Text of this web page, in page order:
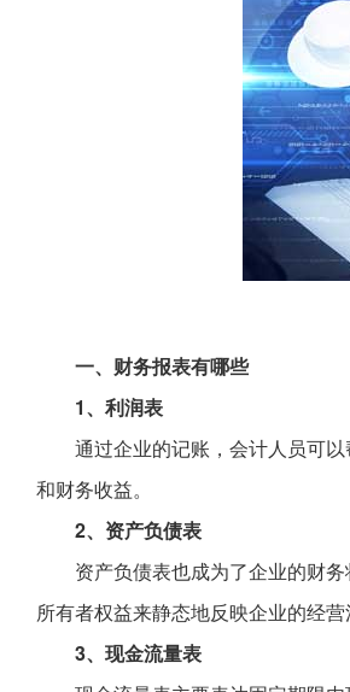
一、财务报表有哪些
1、利润表
通过企业的记账，会计人员可
和财务收益。
2、资产负债表
资产负债表也成为了企业的财
所有者权益来静态地反映企业的经
3、现金流量表